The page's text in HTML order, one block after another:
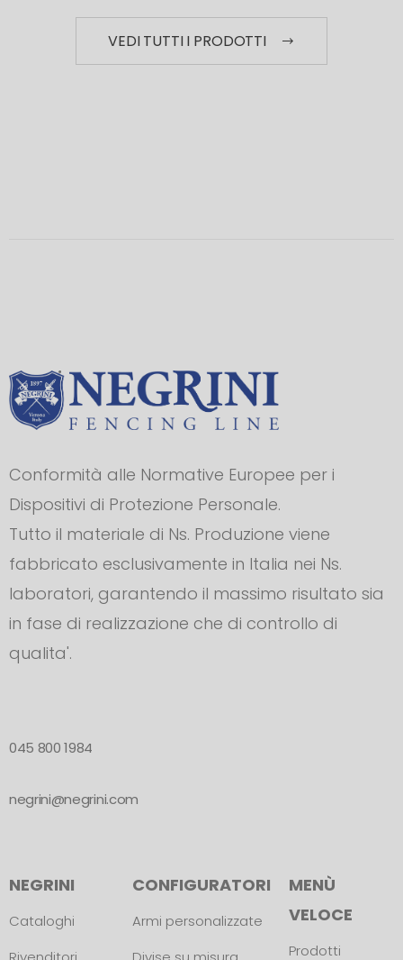
VEDI TUTTI I PRODOTTI
Conformità alle Normative Europee per i
Dispositivi di Protezione Personale.
Tutto il materiale di Ns. Produzione viene
fabbricato esclusivamente in Italia nei Ns.
laboratori, garantendo il massimo risultato sia
in fase di realizzazione che di controllo di
qualita'.
045 800 1984
negrini@negrini.com
NEGRINI
Cataloghi
CONFIGURATORI
Armi personalizzate
MENÙ
VELOCE
Prodotti